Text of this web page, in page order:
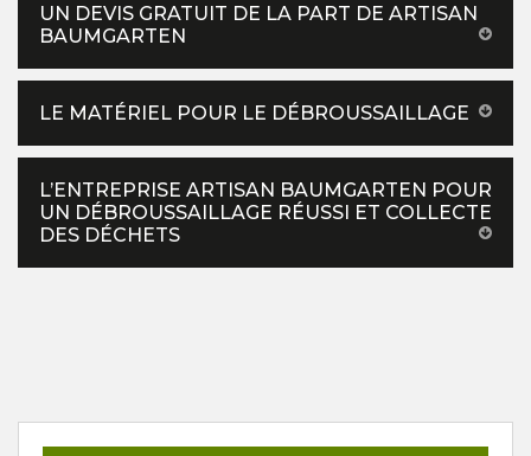
UN DEVIS GRATUIT DE LA PART DE ARTISAN
BAUMGARTEN
LE MATÉRIEL POUR LE DÉBROUSSAILLAGE
L’ENTREPRISE ARTISAN BAUMGARTEN POUR
UN DÉBROUSSAILLAGE RÉUSSI ET COLLECTE
DES DÉCHETS